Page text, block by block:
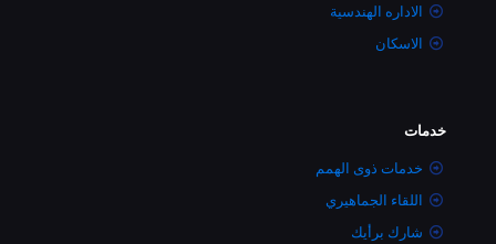
الاداره الهندسية
الاسكان
خدمات
خدمات ذوى الهمم
اللقاء الجماهيري
شارك برأيك